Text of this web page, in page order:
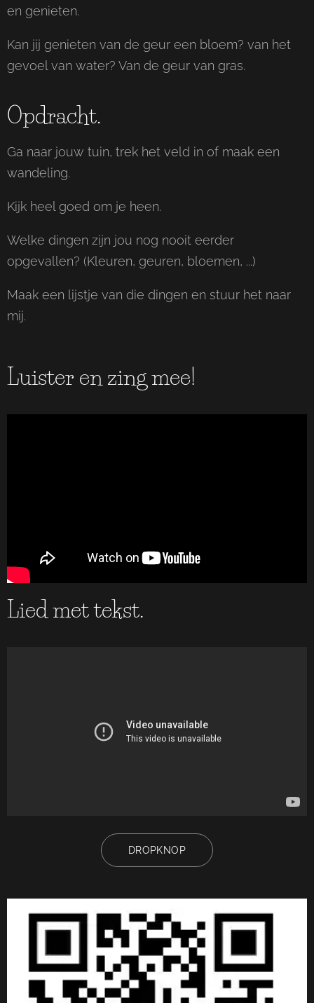
en genieten.
Kan jij genieten van de geur een bloem? van het
gevoel van water? Van de geur van gras.
Opdracht.
Ga naar jouw tuin, trek het veld in of maak een
wandeling.
Kijk heel goed om je heen.
Welke dingen zijn jou nog nooit eerder
opgevallen? (Kleuren, geuren, bloemen, ...)
Maak een lijstje van die dingen en stuur het naar
mij.
Luister en zing mee!
Lied met tekst.
DROPKNOP